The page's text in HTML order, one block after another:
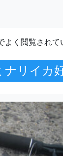
よく閲覧されて
ナリイカ